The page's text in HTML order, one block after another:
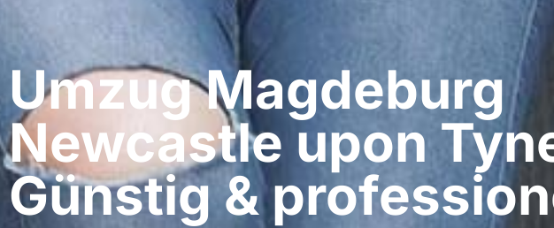
Umzug Magdeburg​
Newcastle upon
Günstig &